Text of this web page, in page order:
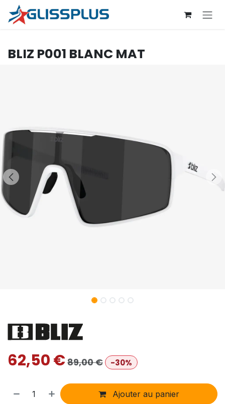
Se rendre au contenu
BLIZ P001 BLANC MAT
62,50€89,00€ -30%
Ajouter au panier